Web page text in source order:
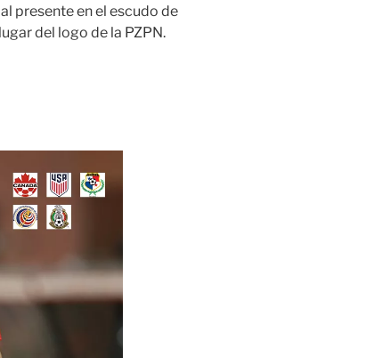
presente en el escudo de
del logo de la PZPN.